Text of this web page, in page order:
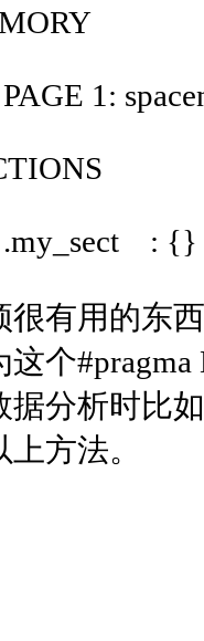
1:
: {}
很有用的东
这个
据分析时比
上方法。